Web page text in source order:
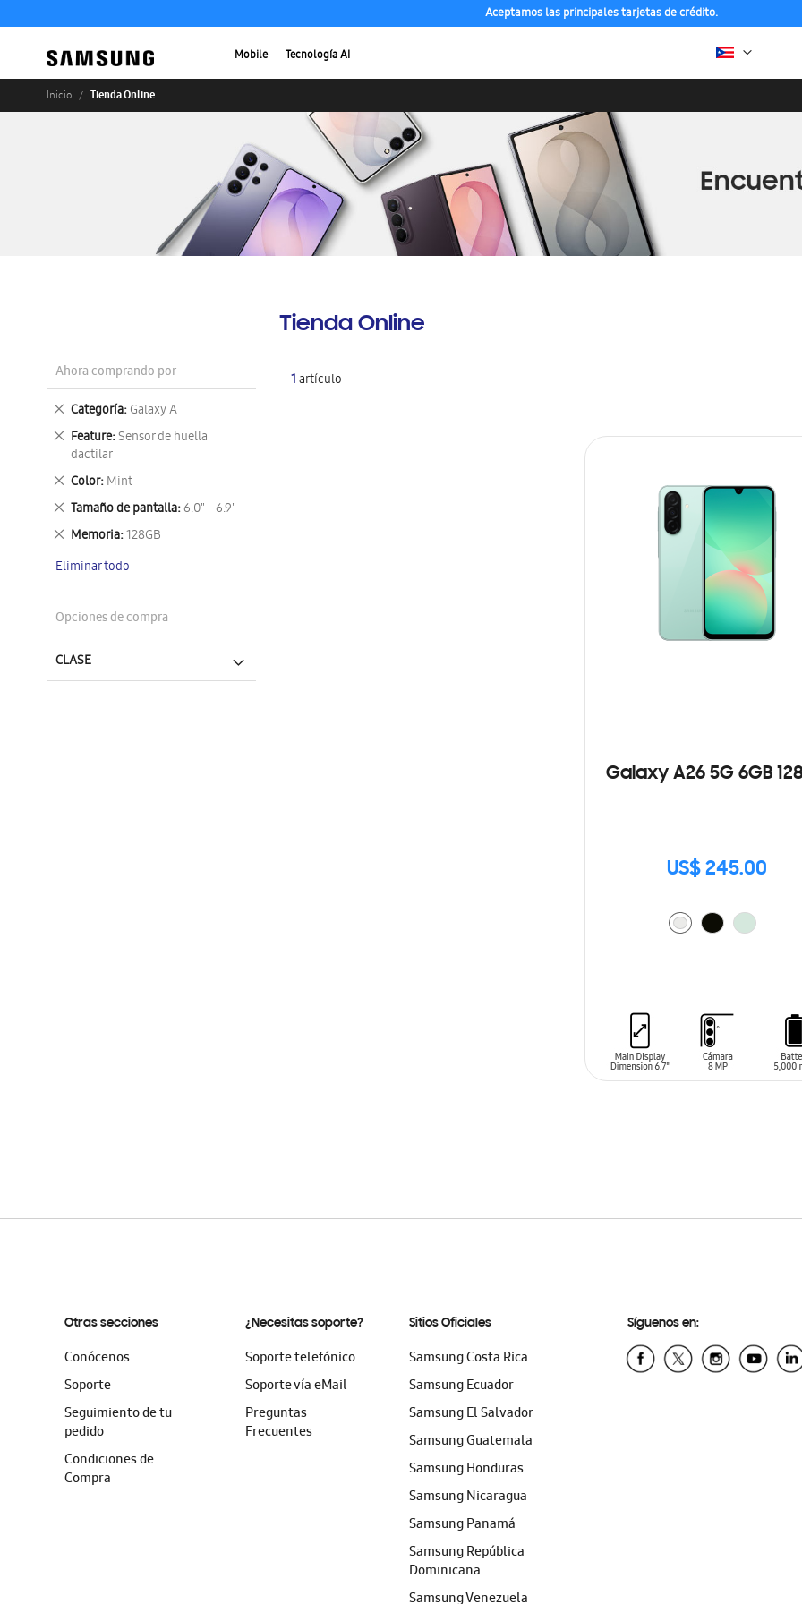
Aceptamos las principales tarjetas de crédito.
Mobile Tecnología AI
Inicio Tienda Online
Tienda Online
1artículo
Galaxy A26 5G 6GB
US$ 245.00
Ahora comprando por
Categoría Galaxy A
Eliminar
este
artículo
Feature Sensor de huella
dactilar
Eliminar
este
artículo
Color Mint
Eliminar
este
artículo
Tamaño de pantalla 6.0" - 6.9"
Eliminar
este
artículo
Memoria 128GB
Eliminar
artículo
Eliminar todo
Opciones de compra
CLASE
Otras secciones
Conócenos
Soporte
Seguimiento de tu
pedido
Condiciones de
Compra
¿Necesitas soporte?
Soporte telefónico
Soporte vía eMail
Preguntas
Frecuentes
Sitios Oficiales
Samsung Costa Rica
Samsung Ecuador
Samsung El Salvador
Samsung Guatemala
Samsung Honduras
Samsung Nicaragua
Samsung Panamá
Samsung República
Dominicana
Samsung Venezuela
Síguenos en: